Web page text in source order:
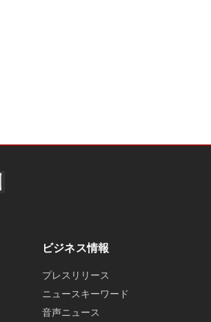
ビジネス情報
プレスリリース
ニュースキーワード
音声ニュース